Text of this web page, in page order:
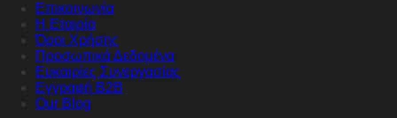
Επικοινωνία
Η Εταιρία
Όροι Χρήσης
Προσωπικά Δεδομένα
Ευκαιρίες Συνεργασίας
Εγγραφή B2B
Our Blog